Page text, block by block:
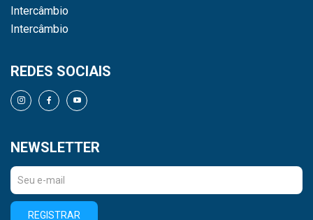
Intercâmbio
Intercâmbio
REDES SOCIAIS
NEWSLETTER
REGISTRAR